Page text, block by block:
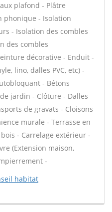
plafond - Plâtre
phonique - Isolation
- Isolation des combles
des combles
décorative - Enduit -
lino, dalles PVC, etc) -
- Bétons
jardin - Clôture - Dalles
de gravats - Cloisons
murale - Terrasse en
- Carrelage extérieur -
(Extension maison,
-
habitat